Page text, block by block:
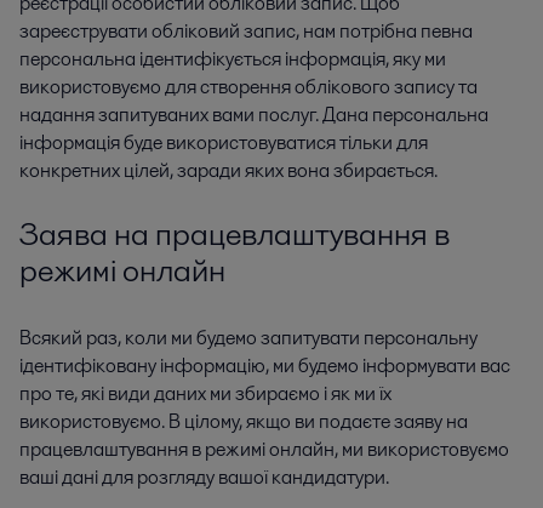
зареєструвати обліковий запис, нам потрібна певна
персональна ідентифікується інформація, яку ми
використовуємо для створення облікового запису та
надання запитуваних вами послуг. Дана персональна
інформація буде використовуватися тільки для
конкретних цілей, заради яких вона збирається.
Заява на працевлаштування в
режимі онлайн
Всякий раз, коли ми будемо запитувати персональну
ідентифіковану інформацію, ми будемо інформувати вас
про те, які види даних ми збираємо і як ми їх
використовуємо. В цілому, якщо ви подаєте заяву на
працевлаштування в режимі онлайн, ми використовуємо
ваші дані для розгляду вашої кандидатури.